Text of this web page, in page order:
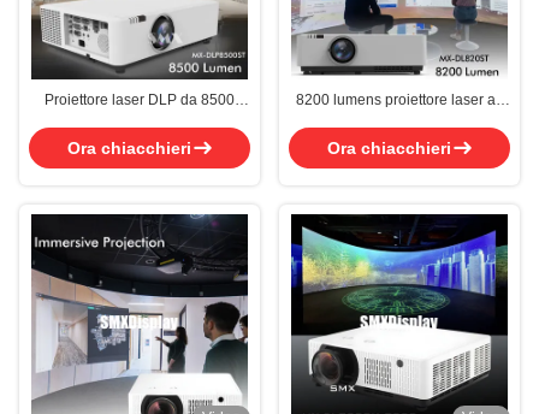
Proiettore laser DLP da 8500
Ora chiacchieri
8200 lumens proiettore laser ad
Ora chiacchieri